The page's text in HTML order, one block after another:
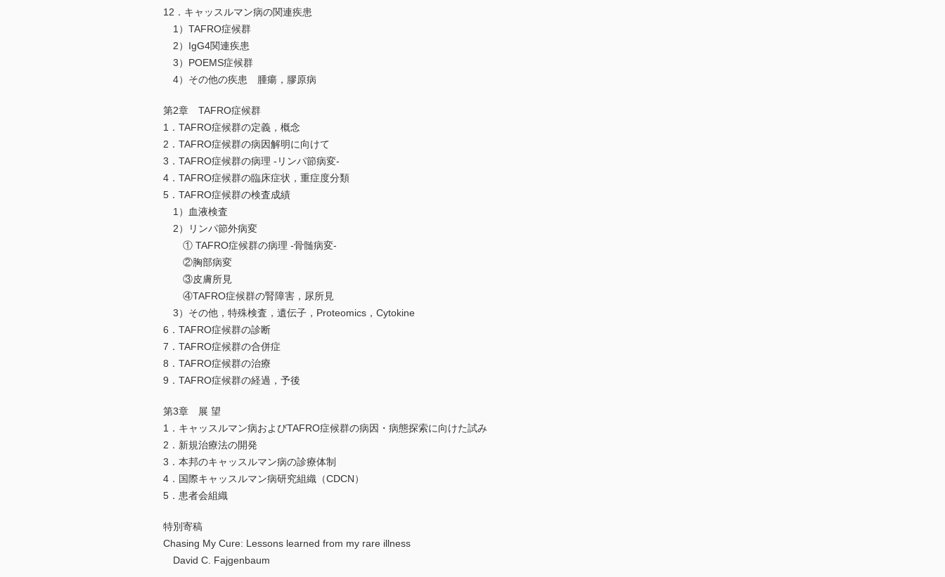
12．キャッスルマン病の関連疾患
1）TAFRO症候群
2）IgG4関連疾患
3）POEMS症候群
4）その他の疾患 腫瘍，膠原病
第2章 TAFRO症候群
1．TAFRO症候群の定義，概念
2．TAFRO症候群の病因解明に向けて
3．TAFRO症候群の病理 -リンパ節病変-
4．TAFRO症候群の臨床症状，重症度分類
5．TAFRO症候群の検査成績
1）血液検査
2）リンパ節外病変
① TAFRO症候群の病理 -骨髄病変-
②胸部病変
③皮膚所見
④TAFRO症候群の腎障害，尿所見
3）その他，特殊検査，遺伝子，Proteomics，Cytokine
6．TAFRO症候群の診断
7．TAFRO症候群の合併症
8．TAFRO症候群の治療
9．TAFRO症候群の経過，予後
第3章 展 望
1．キャッスルマン病およびTAFRO症候群の病因・病態探索に向けた試み
2．新規治療法の開発
3．本邦のキャッスルマン病の診療体制
4．国際キャッスルマン病研究組織（CDCN）
5．患者会組織
特別寄稿
Chasing My Cure: Lessons learned from my rare illness
David C. Fajgenbaum